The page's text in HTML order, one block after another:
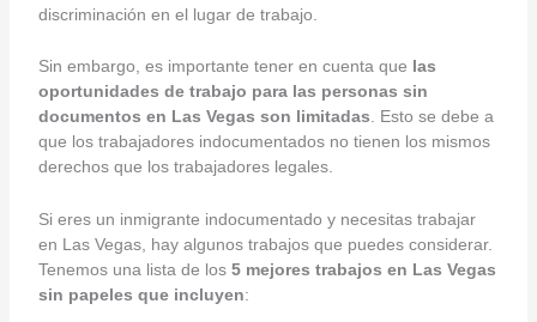
discriminación en el lugar de trabajo.
Sin embargo, es importante tener en cuenta que las
oportunidades de trabajo para las personas sin
documentos en Las Vegas son limitadas. Esto se debe a
que los trabajadores indocumentados no tienen los mismos
derechos que los trabajadores legales.
Si eres un inmigrante indocumentado y necesitas trabajar
en Las Vegas, hay algunos trabajos que puedes considerar.
Tenemos una lista de los 5 mejores trabajos en Las Vegas
sin papeles que incluyen: